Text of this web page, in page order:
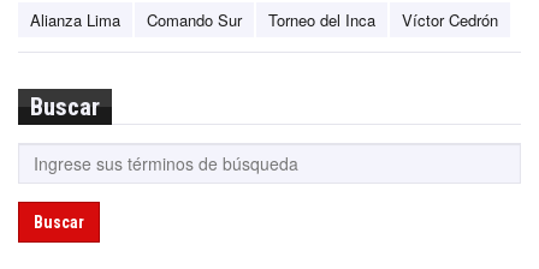
Alianza Lima Comando Sur Torneo del Inca Víctor Cedrón
Buscar
Buscar